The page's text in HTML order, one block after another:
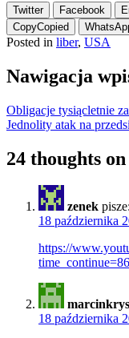
Twitter Facebook
CopyCopied
Posted in liber, USA
Nawigacja
Obligacje tysiącletnie
Jednolity atak na
24 thoughts
zenek pisze:
18 października
https://
marcinkrys
18 października